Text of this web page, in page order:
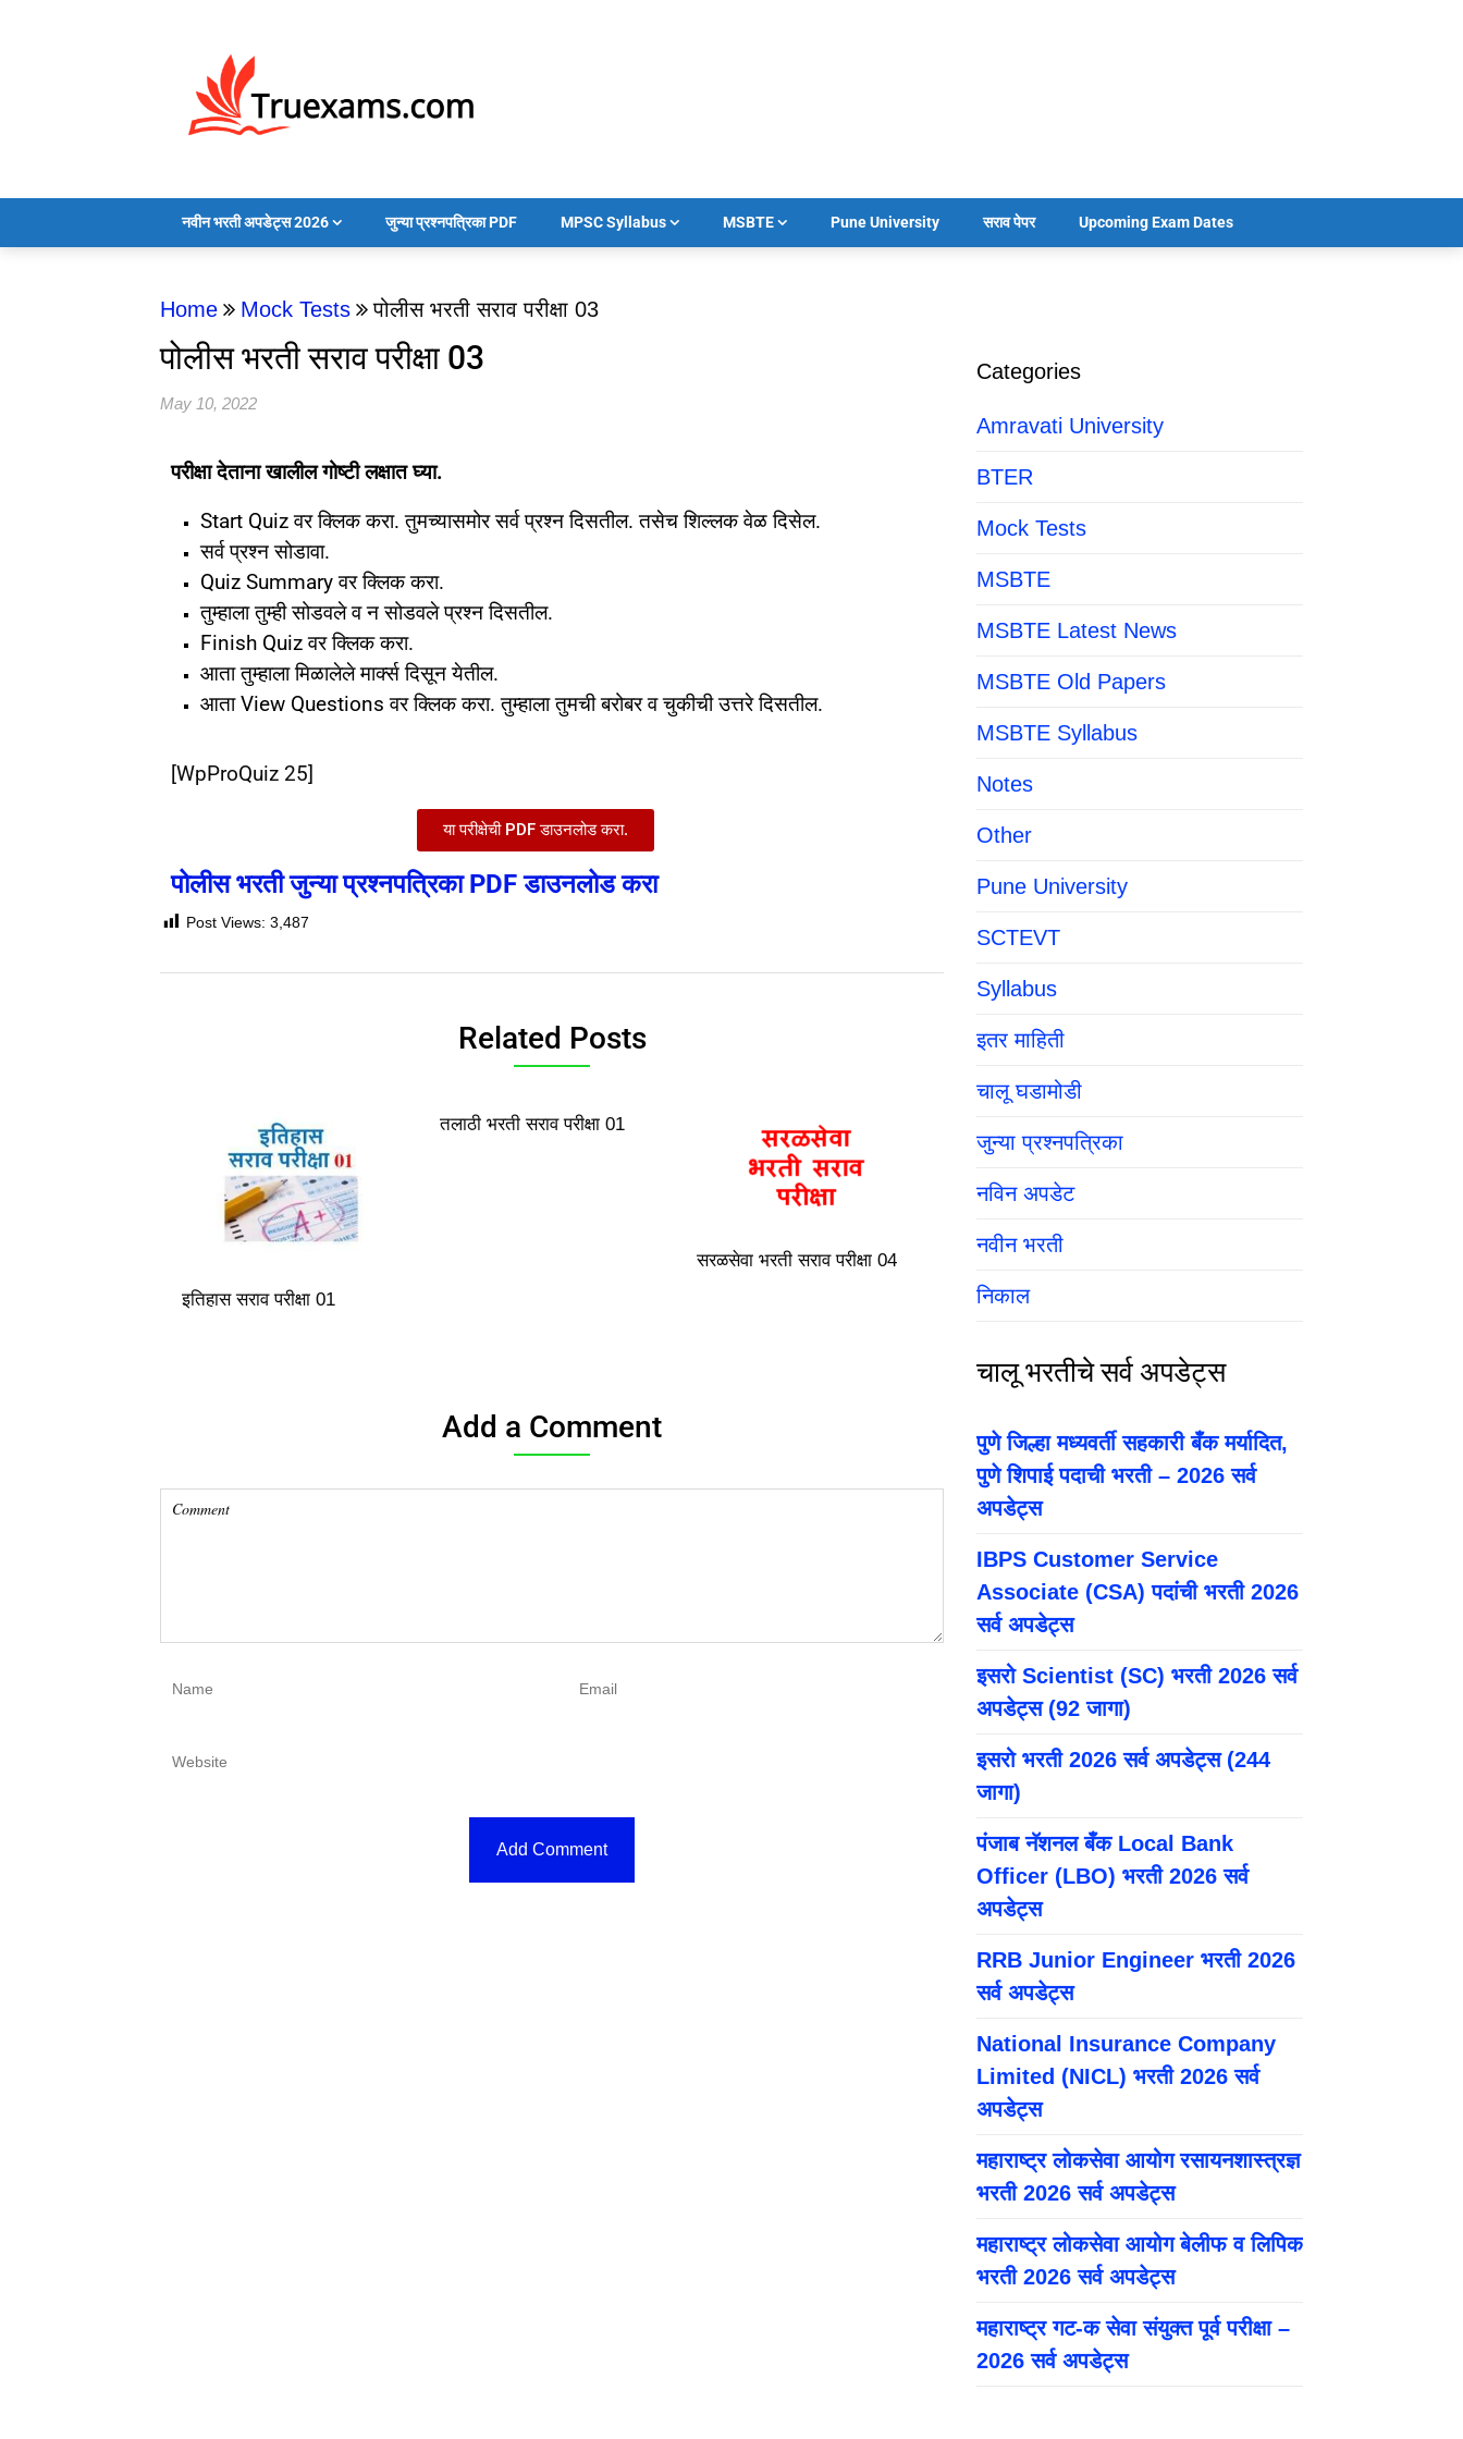
नवीन भरती अपडेट्स 2026 जुन्या प्रश्नपत्रिका PDF MPSC Syllabus MSBTE Pune University सराव पेपर Upcoming Exam Dates
Home Mock Tests पोलीस भरती सराव परीक्षा 03
पोलीस भरती सराव परीक्षा 03
May 10, 2022
परीक्षा देताना खालील गोष्टी लक्षात घ्या.
Start Quiz वर क्लिक करा. तुमच्यासमोर सर्व प्रश्न दिसतील. तसेच शिल्लक वेळ दिसेल.
सर्व प्रश्न सोडावा.
Quiz Summary वर क्लिक करा.
तुम्हाला तुम्ही सोडवले व न सोडवले प्रश्न दिसतील.
Finish Quiz वर क्लिक करा.
आता तुम्हाला मिळालेले मार्क्स दिसून येतील.
आता View Questions वर क्लिक करा. तुम्हाला तुमची बरोबर व चुकीची उत्तरे दिसतील.
[WpProQuiz 25]
या परीक्षेची PDF डाउनलोड करा.
पोलीस भरती जुन्या प्रश्नपत्रिका PDF डाउनलोड करा
Post Views: 3,487
Related Posts
इतिहास सराव परीक्षा 01
तलाठी भरती सराव परीक्षा 01
सरळसेवा भरती सराव परीक्षा 04
Add a Comment
Categories
Amravati University
BTER
Mock Tests
MSBTE
MSBTE Latest News
MSBTE Old Papers
MSBTE Syllabus
Notes
Other
Pune University
SCTEVT
Syllabus
इतर माहिती
चालू घडामोडी
जुन्या प्रश्नपत्रिका
नविन अपडेट
नवीन भरती
निकाल
चालू भरतीचे सर्व अपडेट्स
पुणे जिल्हा मध्यवर्ती सहकारी बँक मर्यादित,
पुणे शिपाई पदाची भरती – 2026 सर्व
अपडेट्स
IBPS Customer Service
Associate (CSA) पदांची भरती 2026
सर्व अपडेट्स
इसरो Scientist (SC) भरती 2026 सर्व
अपडेट्स (92 जागा)
इसरो भरती 2026 सर्व अपडेट्स (244
जागा)
पंजाब नॅशनल बँक Local Bank
Officer (LBO) भरती 2026 सर्व
अपडेट्स
RRB Junior Engineer भरती 2026
सर्व अपडेट्स
National Insurance Company
Limited (NICL) भरती 2026 सर्व
अपडेट्स
महाराष्ट्र लोकसेवा आयोग रसायनशास्त्रज्ञ
भरती 2026 सर्व अपडेट्स
महाराष्ट्र लोकसेवा आयोग बेलीफ व लिपिक
भरती 2026 सर्व अपडेट्स
महाराष्ट्र गट-क सेवा संयुक्त पूर्व परीक्षा –
2026 सर्व अपडेट्स